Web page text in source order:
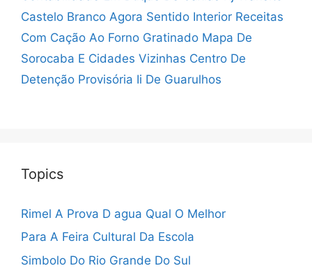
Castelo Branco Agora Sentido Interior Receitas
Com Cação Ao Forno Gratinado Mapa De
Sorocaba E Cidades Vizinhas Centro De
Detenção Provisória Ii De Guarulhos
Topics
Rimel A Prova D agua Qual O Melhor
Para A Feira Cultural Da Escola
Simbolo Do Rio Grande Do Sul